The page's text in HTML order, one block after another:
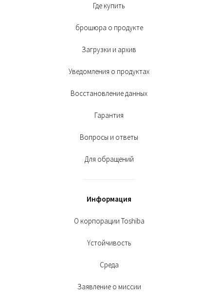
Где купить
брошюра о продукте
Загрузки и архив
Уведомления о продуктах
Восстановление данных
Гарантия
Вопросы и ответы
Для обращений
Информация
О корпорации Toshiba
Yстойчивость
Среда
Заявление о миссии